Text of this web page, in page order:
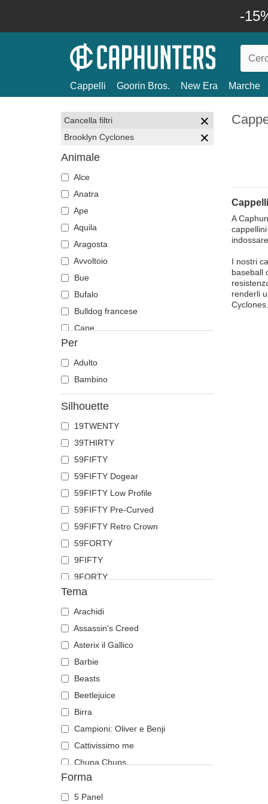
-
Cappelli Goorin Bros. New Era Marche
Cancella filtri
Brooklyn Cyclones
Animale
Alce
Anatra
Ape
Aquila
Aragosta
Avvoltoio
Bue
Bufalo
Bulldog francese
Cane
Capra
Cavallo
Cervo
Chihuahua
Coccodrillo
Colomba
Corvo
Coyote
Delfino
Dobermann
Drago
Farfalla
Fenice
Fenicottero
Foca
Formica
Gabbiano
Gallo
Gatto
Ghepardo
Granchio
Gufo
Ippopotamo
Labrador retriever
Leone
Leonessa
Libellula
Lucciola
Per
Adulto
Bambino
Silhouette
19TWENTY
39THIRTY
59FIFTY
59FIFTY Dogear
59FIFTY Low Profile
59FIFTY Pre-Curved
59FIFTY Retro Crown
59FORTY
9FIFTY
9FORTY
9FORTY APEX
9FORTY M-Crown
9SEVENTY
9TWENTY
A Frame
Casual Classic
E Frame
Open Back
Runner
The 90s
The Ball
The Retro
The Snap
Tema
Arachidi
Assassin's Creed
Asterix il Gallico
Barbie
Beasts
Beetlejuice
Birra
Campioni: Oliver e Benji
Cattivissimo me
Chupa Chups
Città e Spiagge
Cocktail
Forma
5 Panel
A
I nostri
baseball
renderli
Cyclones.